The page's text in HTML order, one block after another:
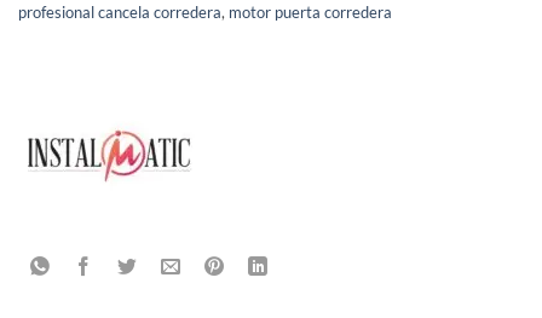
profesional cancela corredera, motor puerta corredera